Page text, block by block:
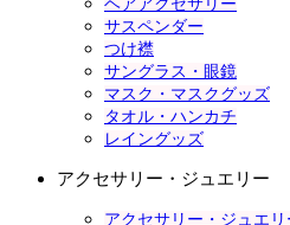
ヘアアクセサリー
サスペンダー
つけ襟
サングラス・眼鏡
マスク・マスクグッズ
タオル・ハンカチ
レイングッズ
アクセサリー・ジュエリー
アクセサリー・ジュエ